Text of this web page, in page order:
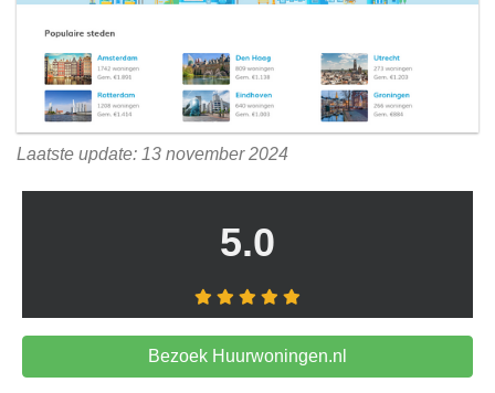
Laatste update: 13 november 2024
5.0
Bezoek Huurwoningen.nl